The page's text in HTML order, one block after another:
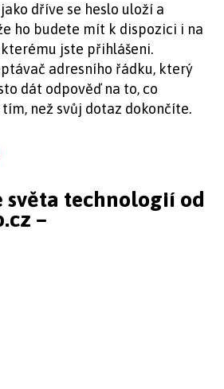
dříve se heslo uloží a
ho budete mít k dispozici i na
jste přihlášeni.
adresního řádku, který
dát odpověď na to, co
než svůj dotaz dokončíte.
světa technologií od
–